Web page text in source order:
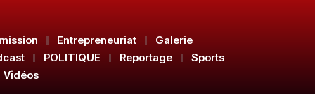
Entrepreneuriat
Galerie
POLITIQUE Reportage
Sports
Vidéos